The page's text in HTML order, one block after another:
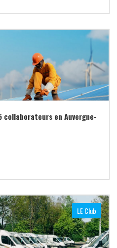
collaborateurs en Auvergne-
LE Club